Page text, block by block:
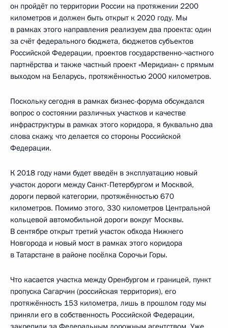
он пройдёт по территории России на протяжении 2200
километров и должен быть открыт к 2020 году. Мы
в рамках этого направления реализуем два проекта: один
за счёт федерального бюджета, бюджетов субъектов
Российской Федерации, проектов государственно-частного
партнёрства и также частный проект «Меридиан» с прямым
выходом на Беларусь, протяжённостью 2000 километров.
Поскольку сегодня в рамках бизнес-форума обсуждался
вопрос о состоянии различных участков и качестве
инфраструктуры в рамках этого коридора, я буквально два
слова скажу, что делается со стороны Российской
Федерации.
К 2018 году нами будет введён в эксплуатацию новый
участок дороги между Санкт-Петербургом и Москвой,
дороги первой категории, протяжённостью 670
километров. Помимо этого, 330 километров Центральной
кольцевой автомобильной дороги вокруг Москвы.
В сентябре открыт третий участок обхода Нижнего
Новгорода и новый мост в рамках этого коридора
в Татарстане в районе посёлка Сорочьи Горы.
Что касается участка между Оренбургом и границей, пункт
пропуска Сагарчин (российская территория), его
протяжённость 153 километра, лишь в прошлом году мы
приняли его в собственность Российской Федерации,